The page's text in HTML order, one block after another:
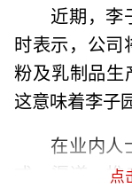
近期，李
时表示，公司
粉及乳制品生
这意味着李子
在业内人
式、渠道、点